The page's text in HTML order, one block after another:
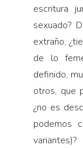
escritura
sexuado?
extraño,
de lo
definido,
otros, que
¿no es
podemos
variantes)?